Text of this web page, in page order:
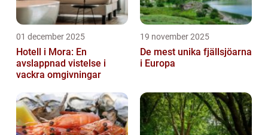
01 december 2025
Hotell i Mora: En
avslappnad vistelse i
vackra omgivningar
19 november 2025
De mest unika fjällsjöarna
i Europa